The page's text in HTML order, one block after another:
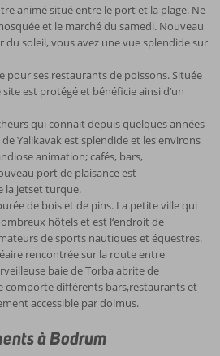
animé situé entre le port et la plage. Ne
et le marché du samedi. Nouveau
du soleil, vous avez une vue splendide sur
pour ses restaurants de poissons. Située
est protégé et bénéficie ainsi d‘un
qui connait depuis quelques années
Yalikavak est splendide et les environs
animation; cafés, bars,
port de plaisance est
la jetset turque.
de bois et de pins. La petite ville qui
hôtels et est l‘endroit de
de sports nautiques et équestres.
rencontrée sur la route entre
baie de Torba abrite de
comporte différents bars,restaurants et
accessible par dolmus.
à Bodrum